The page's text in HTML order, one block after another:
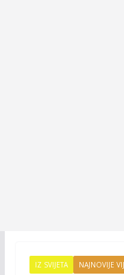
IZ SVIJETA NAJNOVIJE